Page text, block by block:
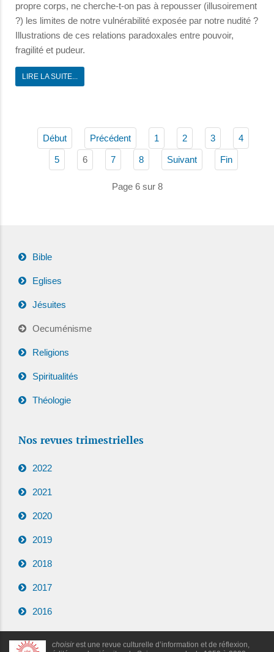
propre corps, ne cherche-t-on pas à repousser (illusoirement
?) les limites de notre vulnérabilité exposée par notre nudité ?
Illustrations de ces relations paradoxales entre pouvoir,
fragilité et pudeur.
LIRE LA SUITE...
Début Précédent 1 2 3 4
5 6 7 8 Suivant Fin
Page 6 sur 8
Bible
Eglises
Jésuites
Oecuménisme
Religions
Spiritualités
Théologie
Nos revues trimestrielles
2022
2021
2020
2019
2018
2017
2016
choisirest une revue culturelle d’information et de réflexion,